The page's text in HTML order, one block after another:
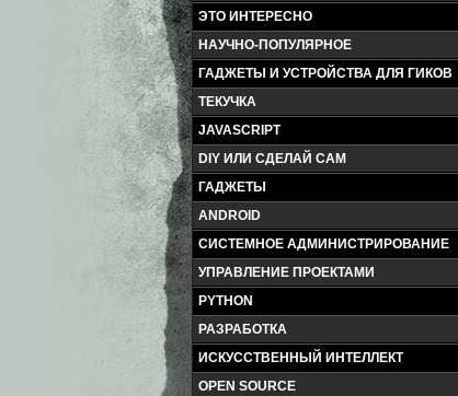
ЭТО ИНТЕРЕСНО
НАУЧНО-ПОПУЛЯРНОЕ
ГАДЖЕТЫ И УСТРОЙСТВА ДЛЯ ГИКОВ
ТЕКУЧКА
JAVASCRIPT
DIY ИЛИ СДЕЛАЙ САМ
ГАДЖЕТЫ
ANDROID
СИСТЕМНОЕ АДМИНИСТРИРОВАНИЕ
УПРАВЛЕНИЕ ПРОЕКТАМИ
PYTHON
РАЗРАБОТКА
ИСКУССТВЕННЫЙ ИНТЕЛЛЕКТ
OPEN SOURCE